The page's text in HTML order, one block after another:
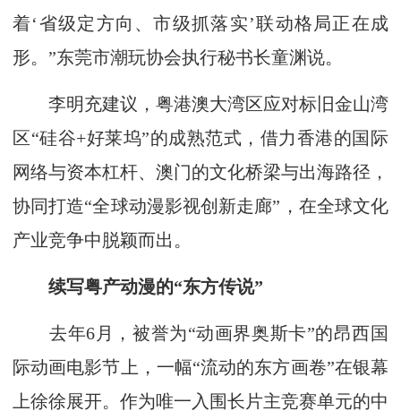
着‘省级定方向、市级抓落实’联动格局正在成
形。”东莞市潮玩协会执行秘书长童渊说。
李明充建议，粤港澳大湾区应对标旧金山湾
区“硅谷+好莱坞”的成熟范式，借力香港的国际
网络与资本杠杆、澳门的文化桥梁与出海路径，
协同打造“全球动漫影视创新走廊”，在全球文化
产业竞争中脱颖而出。
续写粤产动漫的“东方传说”
去年6月，被誉为“动画界奥斯卡”的昂西国
际动画电影节上，一幅“流动的东方画卷”在银幕
上徐徐展开。作为唯一入围长片主竞赛单元的中